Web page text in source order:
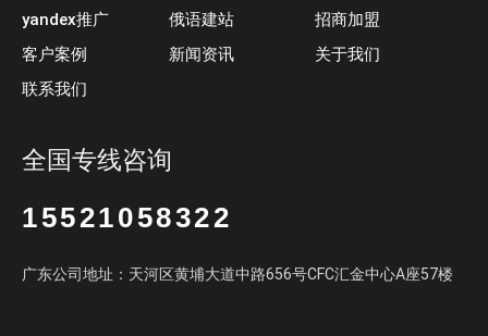
yandex推广
客户案例
联系我们
俄语建站
新闻资讯
招商加盟
关于我们
全国专线咨询
15521058322
广东公司地址：天河区黄埔大道中路656号CFC汇金中心A座57楼